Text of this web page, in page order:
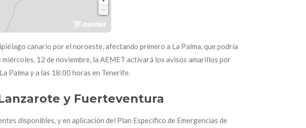
canario por el noroeste, afectando primero a La Palma, que podría
12 de noviembre, la AEMET activará los avisos amarillos por
Palma y a las 18:00 horas en Tenerife.
y Fuerteventura
disponibles, y en aplicación del Plan Específico de Emergencias de